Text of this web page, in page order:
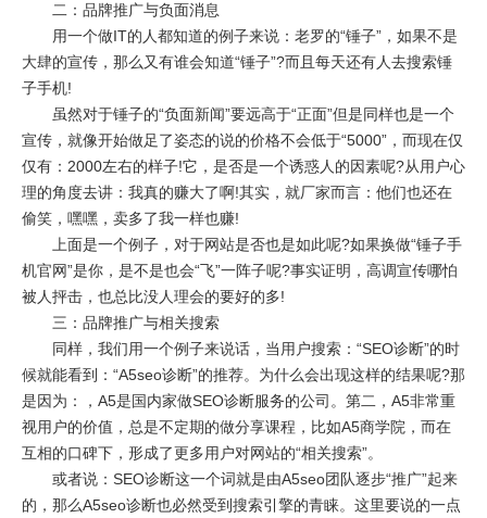
二：品牌推广与负面消息
用一个做IT的人都知道的例子来说：老罗的“锤子”，如果不是
大肆的宣传，那么又有谁会知道“锤子”?而且每天还有人去搜索锤
子手机!
虽然对于锤子的“负面新闻”要远高于“正面”但是同样也是一个
宣传，就像开始做足了姿态的说的价格不会低于“5000”，而现在仅
仅有：2000左右的样子!它，是否是一个诱惑人的因素呢?从用户心
理的角度去讲：我真的赚大了啊!其实，就厂家而言：他们也还在
偷笑，嘿嘿，卖多了我一样也赚!
上面是一个例子，对于网站是否也是如此呢?如果换做“锤子手
机官网”是你，是不是也会“飞”一阵子呢?事实证明，高调宣传哪怕
被人抨击，也总比没人理会的要好的多!
三：品牌推广与相关搜索
同样，我们用一个例子来说话，当用户搜索：“SEO诊断”的时
候就能看到：“A5seo诊断”的推荐。为什么会出现这样的结果呢?那
是因为：，A5是国内家做SEO诊断服务的公司。第二，A5非常重
视用户的价值，总是不定期的做分享课程，比如A5商学院，而在
互相的口碑下，形成了更多用户对网站的“相关搜索”。
或者说：SEO诊断这一个词就是由A5seo团队逐步“推广”起来
的，那么A5seo诊断也必然受到搜索引擎的青睐。这里要说的一点